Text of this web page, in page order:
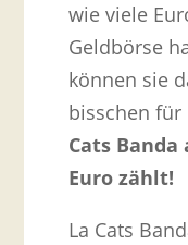
wie viele
Geldbörse
können sie
bisschen für
Cats Banda
Euro zählt!
La Cats